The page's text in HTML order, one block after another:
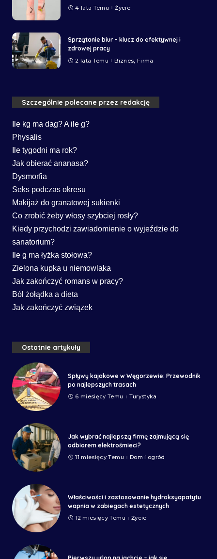
4 lata Temu Życie
Sprzątanie biur – klucz do efektywnej i
zdrowej pracy
2 lata Temu Biznes, Firma
Szczególnie polecane przez redakcję
Ile kg ma dag? A ile g?
Physalis
Ile tygodni ma rok?
Jak obierać ananasa?
Dysmorfia
Seks podczas okresu
Makijaż do granatowej sukienki
Co zrobić żeby włosy szybciej rosły?
Kiedy przychodzi zawiadomienie o wyjeździe do
sanatorium?
Ile g ma łyżka stołowa?
Zielona kupka u niemowlaka
Jak zakończyć romans w pracy?
Ból żołądka a dieta
Jak zakończyć związek
Ostatnie artykuły
Spływy kajakowe w Węgorzewie: Przewodnik
po najlepszych trasach
6 miesięcy Temu Turystyka
Jak wybrać najlepszą firmę zajmującą się
odbiorem elektrośmieci?
11 miesięcy Temu Dom i ogród
Właściwości i zastosowanie hydroksyapatytu
wapnia w zabiegach estetycznych
12 miesięcy Temu Życie